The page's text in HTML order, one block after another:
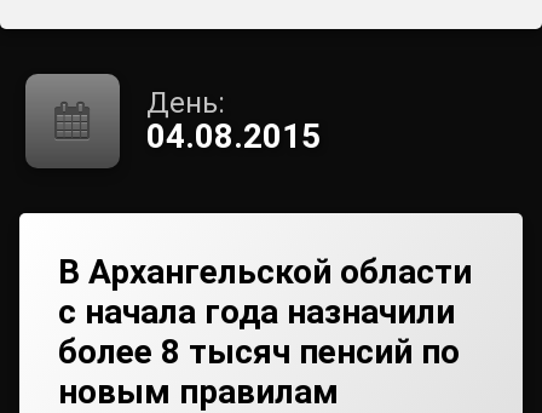
День:
04.08.2015
В Архангельской области
с начала года назначили
более 8 тысяч пенсий по
новым правилам